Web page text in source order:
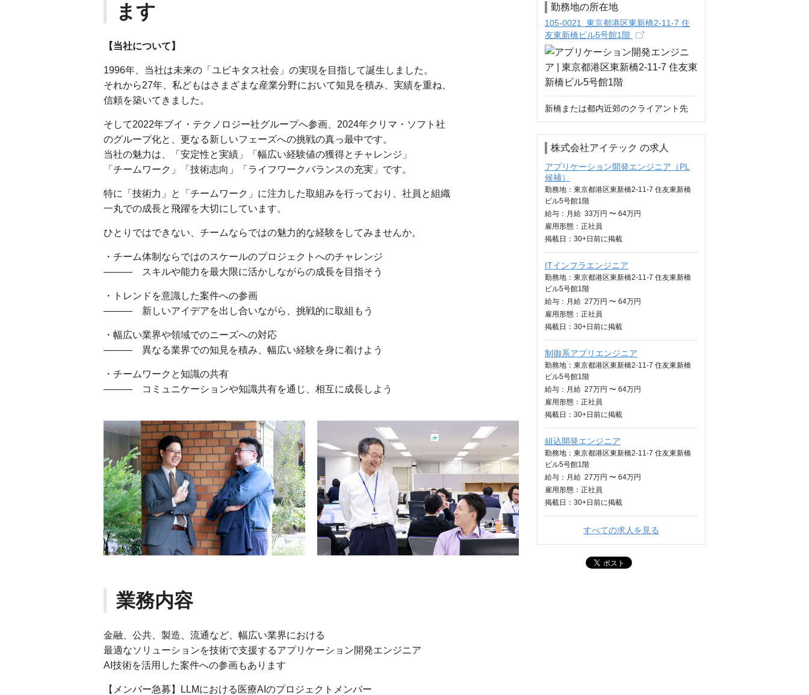
ます
【当社について】
1996年、当社は未来の「ユビキタス社会」の実現を目指して誕生しました。
それから27年、私どもはさまざまな産業分野において知見を積み、実績を重ね、
信頼を築いてきました。
そして2022年ブイ・テクノロジー社グループへ参画、2024年クリマ・ソフト社
のグループ化と、更なる新しいフェーズへの挑戦の真っ最中です。
当社の魅力は、「安定性と実績」「幅広い経験値の獲得とチャレンジ」
「チームワーク」「技術志向」「ライフワークバランスの充実」です。
特に「技術力」と「チームワーク」に注力した取組みを行っており、社員と組織
一丸での成長と飛躍を大切にしています。
ひとりではできない、チームならではの魅力的な経験をしてみませんか。
・チーム体制ならではのスケールのプロジェクトへのチャレンジ
――― スキルや能力を最大限に活かしながらの成長を目指そう
・トレンドを意識した案件への参画
――― 新しいアイデアを出し合いながら、挑戦的に取組もう
・幅広い業界や領域でのニーズへの対応
――― 異なる業界での知見を積み、幅広い経験を身に着けよう
・チームワークと知識の共有
――― コミュニケーションや知識共有を通じ、相互に成長しよう
業務内容
金融、公共、製造、流通など、幅広い業界における
最適なソリューションを技術で支援するアプリケーション開発エンジニア
AI技術を活用した案件への参画もあります
【メンバー急募】LLMにおける医療AIのプロジェクトメンバー
勤務地の所在地
105-0021 東京都港区東新橋2-11-7 住
友東新橋ビル5号館1階
新橋または都内近郊のクライアント先
株式会社アイテック の求人
アプリケーション開発エンジニア（PL
候補）
勤務地：東京都港区東新橋2-11-7 住友東新橋
ビル5号館1階
給与： 月給 33万円 〜 64万円
雇用形態：正社員
掲載日： 30+日 前に掲載
ITインフラエンジニア
勤務地：東京都港区東新橋2-11-7 住友東新橋
ビル5号館1階
給与： 月給 27万円 〜 64万円
雇用形態：正社員
掲載日： 30+日 前に掲載
制御系アプリエンジニア
勤務地：東京都港区東新橋2-11-7 住友東新橋
ビル5号館1階
給与： 月給 27万円 〜 64万円
雇用形態：正社員
掲載日： 30+日 前に掲載
組込開発エンジニア
勤務地：東京都港区東新橋2-11-7 住友東新橋
ビル5号館1階
給与： 月給 27万円 〜 64万円
雇用形態：正社員
掲載日： 30+日 前に掲載
すべての求人を見る